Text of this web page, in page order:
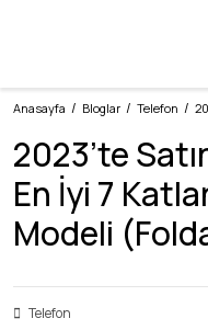
Anasayfa Bloglar Telefon
2023’te
En İyi 7
Modeli
Telefon